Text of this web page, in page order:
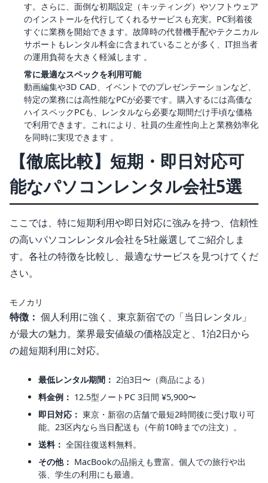
す。さらに、面倒な初期設定（キッティング）やソフトウェア
のインストールを代行してくれるサービスも充実。PC到着後
すぐに業務を開始できます。故障時の代替機手配やテクニカル
サポートもレンタル料金に含まれていることが多く、IT担当者
の運用負荷を大きく軽減します 。
常に最適なスペックを利用可能
動画編集や3D CAD、イベントでのプレゼンテーションなど、
特定の業務には高性能なPCが必要です。購入するには高価な
ハイスペックPCも、レンタルなら必要な期間だけ手頃な価格
で利用できます。これにより、社員の生産性向上と業務効率化
を同時に実現できます 。
【徹底比較】短期・即日対応可
能なパソコンレンタル会社5選
ここでは、特に短期利用や即日対応に強みを持つ、信頼性
の高いパソコンレンタル会社を5社厳選してご紹介しま
す。各社の特徴を比較し、最適なサービスを見つけてくだ
さい。
モノカリ
特徴： 個人利用に強く、東京新宿での「当日レンタル」
が最大の魅力。業界最安値級の価格設定と、1泊2日から
の超短期利用に対応。
最低レンタル期間： 2泊3日〜（商品による）
料金例： 12.5型ノートPC 3日間 ¥5,900〜
即日対応： 東京・新宿の店舗で最短2時間後に受け取り可
能。23区内なら当日配送も（午前10時までの注文）。
送料： 全国往復送料無料。
その他： MacBookの品揃えも豊富。個人での旅行や出
張、学生の利用にも最適。